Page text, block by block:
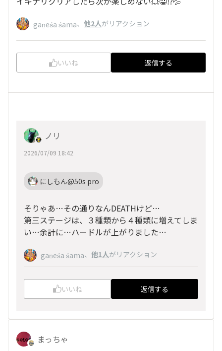
gaṇeśa śama、 他2人がリアクション
いいね 返信する
ノリ
2026/07/09 18:42
にしもん@50s pro
そりゃあ…その通りなんDEATHけど…
第三ステージは、３種類から４種類に増えてしま
い…余計に…ハードルが上がりました…
gaṇeśa śama、 他1人がリアクション
いいね 返信する
まっちゃ